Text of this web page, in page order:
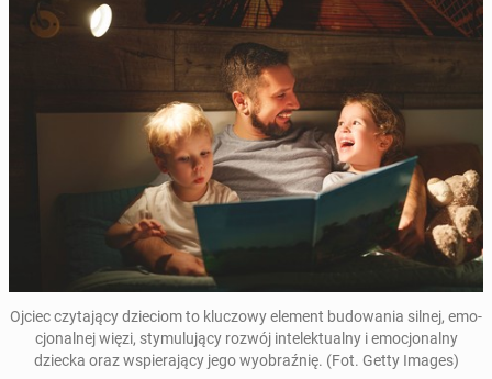
Ojciec czy­ta­ją­cy dzie­ciom to klu­czo­wy element bu­do­wa­nia silnej, emo­
cjo­nal­nej więzi, sty­mu­lu­ją­cy rozwój in­te­lek­tu­al­ny i emo­cjo­nal­ny
dziecka oraz wspie­ra­ją­cy jego wy­obraź­nię. (Fot. Getty Images)